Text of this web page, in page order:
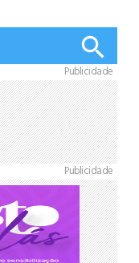
Publicidade
Publicidade